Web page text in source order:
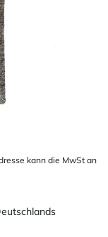
kann die MwSt an